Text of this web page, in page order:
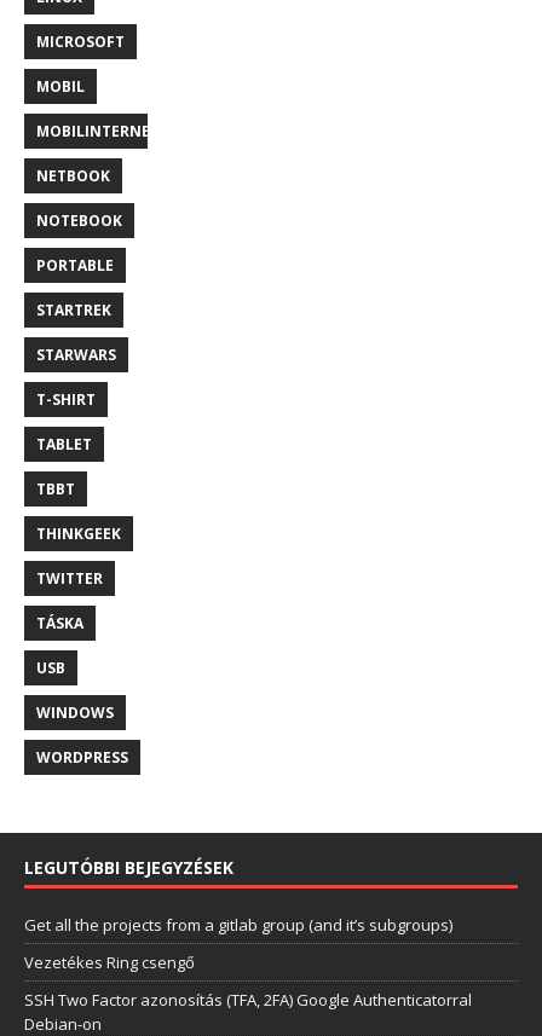
MICROSOFT
MOBIL
MOBILINTERNET
NETBOOK
NOTEBOOK
PORTABLE
STARTREK
STARWARS
T-SHIRT
TABLET
TBBT
THINKGEEK
TWITTER
TÁSKA
USB
WINDOWS
WORDPRESS
LEGUTÓBBI BEJEGYZÉSEK
Get all the projects from a gitlab group (and it’s subgroups)
Vezetékes Ring csengő
SSH Two Factor azonosítás (TFA, 2FA) Google Authenticatorral
Debian-on